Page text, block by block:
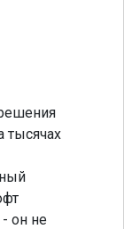
тысячах
- он не